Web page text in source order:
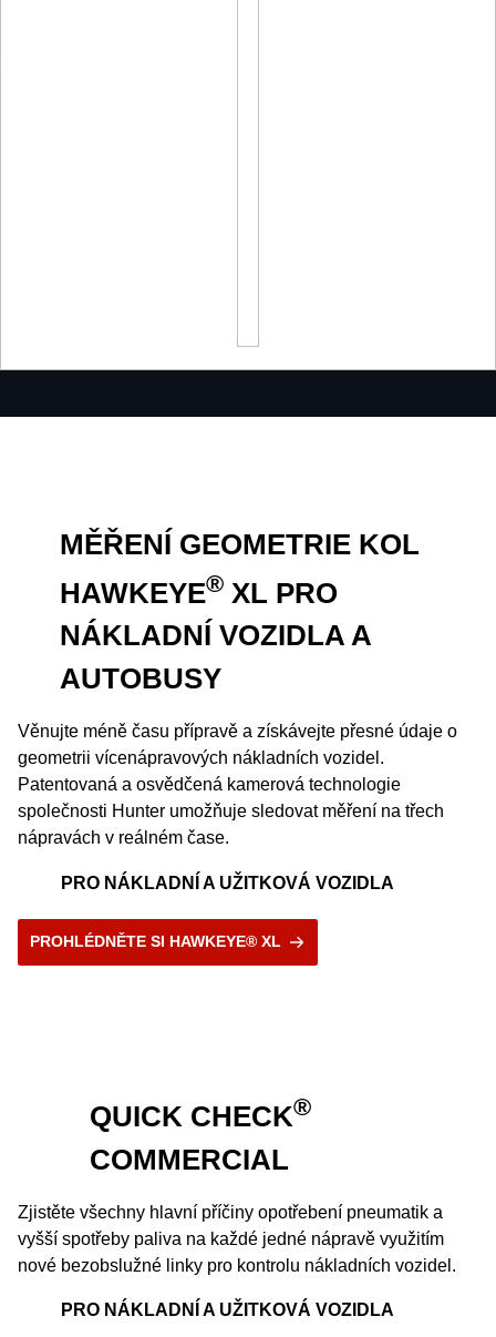
MĚŘENÍ GEOMETRIE KOL
HAWKEYE®XL PRO
NÁKLADNÍ VOZIDLA A
AUTOBUSY
Věnujte méně času přípravě a získávejte přesné údaje o
geometrii vícenápravových nákladních vozidel.
Patentovaná a osvědčená kamerová technologie
společnosti Hunter umožňuje sledovat měření na třech
nápravách v reálném čase.
PRO NÁKLADNÍ A UŽITKOVÁ VOZIDLA
PROHLÉDNĚTE SI HAWKEYE® XL
QUICK CHECK®
COMMERCIAL
Zjistěte všechny hlavní příčiny opotřebení pneumatik a
vyšší spotřeby paliva na každé jedné nápravě využitím
nové bezobslužné linky pro kontrolu nákladních vozidel.
PRO NÁKLADNÍ A UŽITKOVÁ VOZIDLA